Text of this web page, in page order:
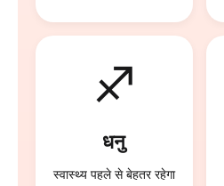
♐
धनु
स्वास्थ्य पहले से बेहतर रहेगा